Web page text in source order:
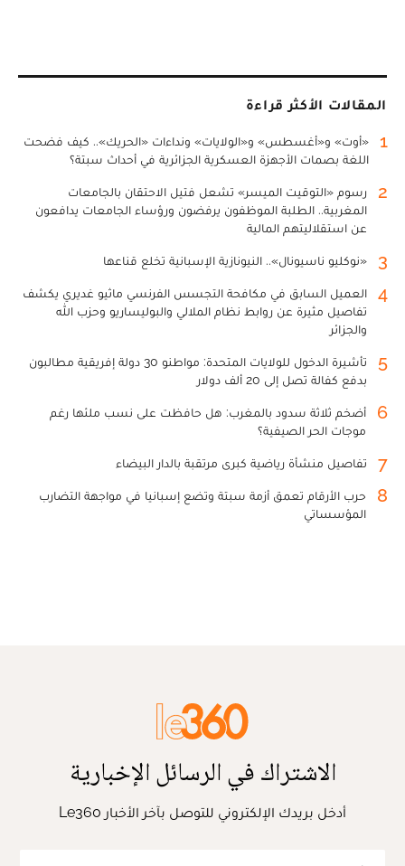
المقالات الأكثر قراءة
1
«أوت» و«أغسطس» و«الولايات» ونداءات «الحريك».. كيف فضحت
اللغة بصمات الأجهزة العسكرية الجزائرية في أحداث سبتة؟
2
رسوم «التوقيت الميسر» تشعل فتيل الاحتقان بالجامعات
المغربية.. الطلبة الموظفون يرفضون ورؤساء الجامعات يدافعون
عن استقلاليتهم المالية
3 «نوكليو ناسيونال».. النيونازية الإسبانية تخلع قناعها
4
العميل السابق في مكافحة التجسس الفرنسي ماثيو غديري يكشف
تفاصيل مثيرة عن روابط نظام الملالي والبوليساريو وحزب الله
والجزائر
5
تأشيرة الدخول للولايات المتحدة: مواطنو 30 دولة إفريقية مطالبون
بدفع كفالة تصل إلى 20 ألف دولار
6
أضخم ثلاثة سدود بالمغرب: هل حافظت على نسب ملئها رغم
موجات الحر الصيفية؟
7 تفاصيل منشأة رياضية كبرى مرتقبة بالدار البيضاء
8
حرب الأرقام تعمق أزمة سبتة وتضع إسبانيا في مواجهة التضارب
المؤسساتي
الاشتراك في الرسائل الإخبارية
أدخل بريدك الإلكتروني للتوصل بآخر الأخبار Le360